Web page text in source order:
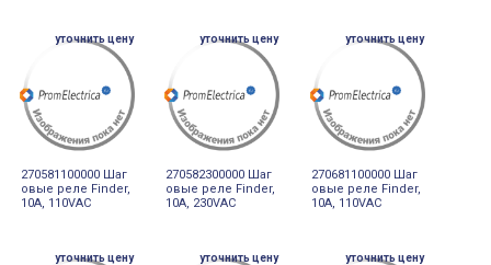
уточнить цену
270581100000 Шаг
овые реле Finder,
10А, 110VAC
уточнить цену
270582300000 Шаг
овые реле Finder,
10А, 230VAC
уточнить цену
270681100000 Шаг
овые реле Finder,
10А, 110VAC
уточнить цену уточнить цену уточнить цену